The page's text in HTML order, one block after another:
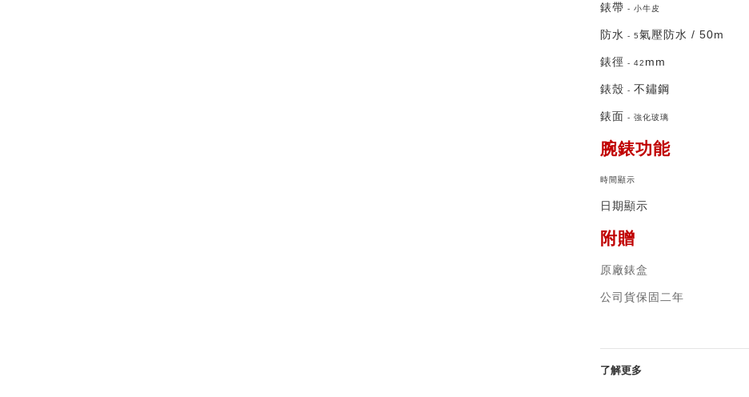
錶帶 - 小牛皮
防水 - 5氣壓防水 / 50m
錶徑 - 42 mm
錶殼 - 不鏽鋼
錶面 - 強化玻璃
腕錶功能
時間顯示
日期顯示
附贈
原廠錶盒
公司貨保固二年
了解更多